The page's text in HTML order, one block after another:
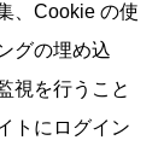
、Cookie の使
グの埋め込
視を行うこと
トにログイン